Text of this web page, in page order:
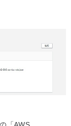
「AWS